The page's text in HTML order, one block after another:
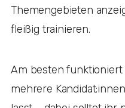
Themengebieten
fleißig trainieren.
Am besten funktioniert
mehrere